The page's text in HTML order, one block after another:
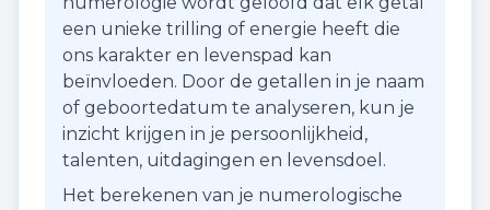
een unieke trilling of energie heeft die
ons karakter en levenspad kan
beïnvloeden. Door de getallen in je naam
of geboortedatum te analyseren, kun je
inzicht krijgen in je persoonlijkheid,
talenten, uitdagingen en levensdoel.
Het berekenen van je numerologische